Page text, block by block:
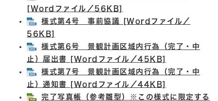
[Wordファイル／56KB]
様式第4号 事前協議 [Wordファイル／
56KB]
様式第6号 景観計画区域内行為（完了・中
止）届出書 [Wordファイル／45KB]
様式第7号 景観計画区域内行為（完了・中
止）通知書 [Wordファイル／44KB]
完了写真帳（参考雛型）※この様式に限定する